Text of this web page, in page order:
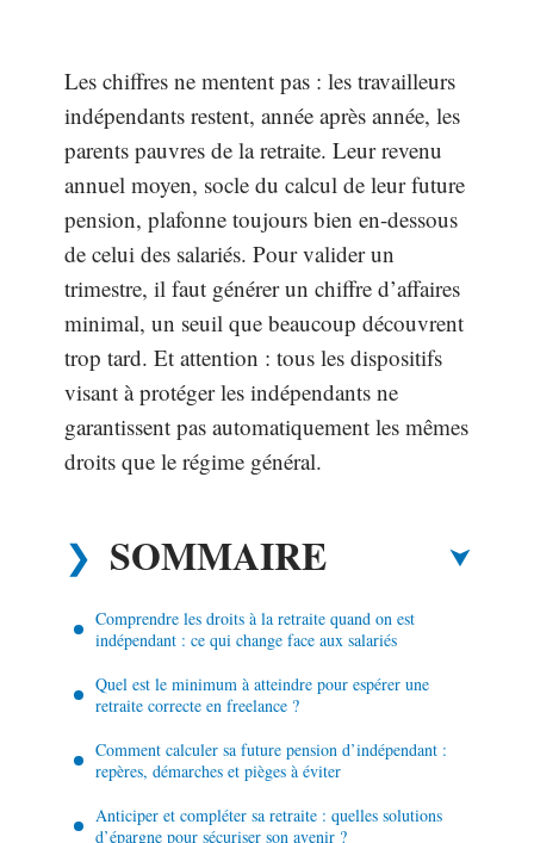
Les chiffres ne mentent pas : les travailleurs
indépendants restent, année après année, les
parents pauvres de la retraite. Leur revenu
annuel moyen, socle du calcul de leur future
pension, plafonne toujours bien en-dessous
de celui des salariés. Pour valider un
trimestre, il faut générer un chiffre d’affaires
minimal, un seuil que beaucoup découvrent
trop tard. Et attention : tous les dispositifs
visant à protéger les indépendants ne
garantissent pas automatiquement les mêmes
droits que le régime général.
SOMMAIRE
Comprendre les droits à la retraite quand on est
indépendant : ce qui change face aux salariés
Quel est le minimum à atteindre pour espérer une
retraite correcte en freelance ?
Comment calculer sa future pension d’indépendant :
repères, démarches et pièges à éviter
Anticiper et compléter sa retraite : quelles solutions
d’épargne pour sécuriser son avenir ?